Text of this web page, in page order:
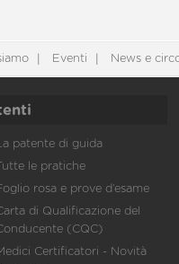
Eventi News e
patente di guida
Tutte le pratiche
rosa e prove d’esame
di Qualificazione del
(CQC)
Certificatori - Novità